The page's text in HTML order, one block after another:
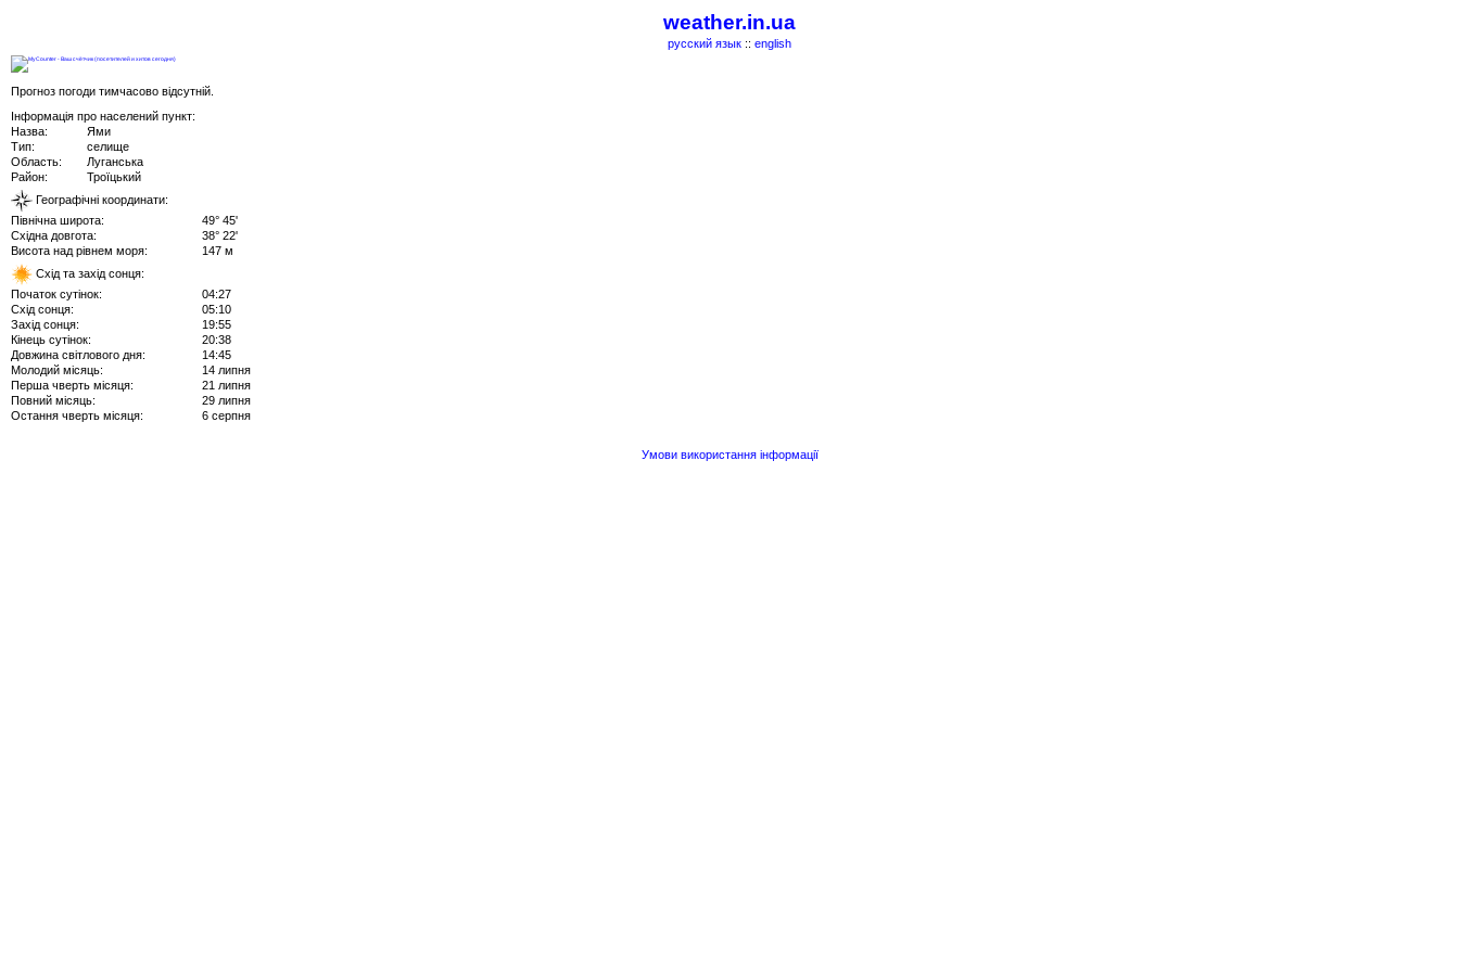
weather.in.ua
русский язык :: english
Прогноз погоди тимчасово відсутній.
Інформація про населений пункт:
Назва:
Ями
Тип:
селище
Область:
Луганська
Район:
Троїцький
Географічні координати:
Північна широта:
49° 45'
Східна довгота:
38° 22'
Висота над рівнем моря:
147 м
Схід та захід сонця:
Початок сутінок:
04:27
Схід сонця:
05:10
Захід сонця:
19:55
Кінець сутінок:
20:38
Довжина світлового дня:
14:45
Молодий місяць:
14 липня
Перша чверть місяця:
21 липня
Повний місяць:
29 липня
Остання чверть місяця:
6 серпня
Умови використання інформації